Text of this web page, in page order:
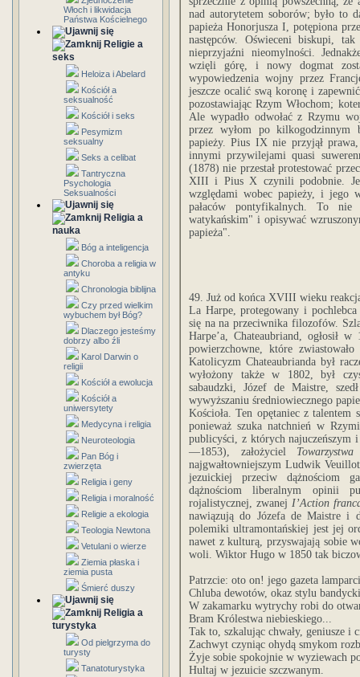
Włoch i likwidacja
Państwa Kościelnego
Religie a
seks
Heloiza i Abelard
Kościół a
seksualność
Kościół i seks
Pesymizm
seksualny
Seks a celibat
Tantryczna
Psychologia
Seksualności
Religia a
nauka
Bóg a inteligencja
Choroba a religia w
antyku
Chronologia biblijna
Czy przed wielkim
wybuchem był Bóg?
Dlaczego jesteśmy
dobrzy albo źli
Karol Darwin o
religii
Kościół a ewolucja
Kościół a
uniwersytety
Medycyna i religia
Neuroteologia
Pan Bóg i
zwierzęta
Religia i geny
Religia i moralność
Religie a ekologia
Teologia Newtona
Vetulani o wierze
Ziemia płaska i
ziemia pusta
Śmierć duszy
Religia a
turystyka
Od pielgrzyma do
turysty
Tanatoturystyka
nad autorytetem soborów; było to
papieża Honorjusza I, potępiona
następców. Oświeceni biskupi,
nieprzyjaźni nieomylności.
wzięli górę, i nowy dogmat
wypowiedzenia wojny przez
jeszcze ocalić swą koronę i
pozostawiając Rzym Włochom;
Ale wypadło odwołać z Rzymu
przez wyłom po kilkogodzinnym
papieży. Pius IX nie przyjął
innymi przywilejami quasi
(1878) nie przestał protestować
XIII i Pius X czynili podobnie.
względami wobec papieży, i jego
pałaców pontyfikalnych. To nie
watykańskim" i opisywać
papieża".
49. Już od końca XVIII wieku
La Harpe, protegowany i
się na na przeciwnika filozofów.
Harpe’a, Chateaubriand, ogłosił
powierzchowne, które
Katolicyzm Chateaubrianda był
wyłożony także w 1802, był
sabaudzki, Józef de Maistre,
wywyższaniu średniowiecznego
Kościoła. Ten opętaniec z talentem
ponieważ szuka natchnień w
publicyści, z których najuczeńszym
—1853), założyciel
najgwałtowniejszym Ludwik
jezuickiej przeciw dążnościom
dążnościom liberalnym opinii
rojalistycznej, zwanej I’Action
nawiązują do Józefa de Maistre i
polemiki ultramontańskiej jest jej
nawet z kulturą, przyswajają sobie
woli. Wiktor Hugo w 1850 tak
Patrzcie: oto on! jego gazeta
Chluba dewotów, okaz stylu
W zakamarku wytrychy robi do
Bram Królestwa niebieskiego...
Tak to, szkalując chwały, geniusze i
Zachwyt czyniąc ohydą smykom
Żyje sobie spokojnie w wyziewach
Hultaj w jezuicie szczwanym.